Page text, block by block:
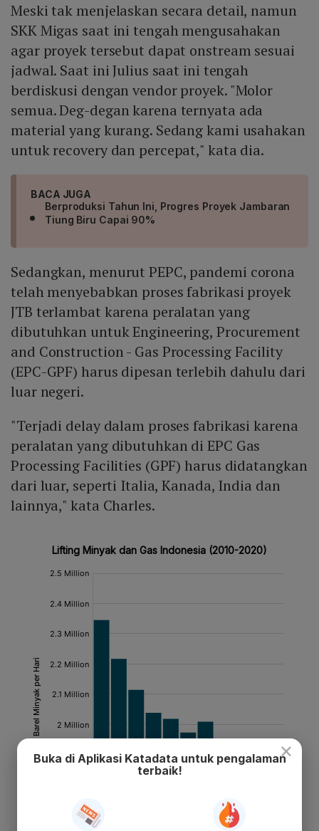
Meski tak menjelaskan secara detail, namun
SKK Migas saat ini tengah mengusahakan
agar proyek tersebut dapat onstream sesuai
jadwal. Saat ini Julius saat ini tengah
berdiskusi dengan vendor proyek. "Molor
semua. Deg-degan karena ternyata ada
material yang kurang. Sedang kami usahakan
untuk recovery dan percepat," kata dia.
BACA JUGA
Berproduksi Tahun Ini, Progres Proyek Jambaran
Tiung Biru Capai 90%
Sedangkan, menurut PEPC, pandemi corona
telah menyebabkan proses fabrikasi proyek
JTB terlambat karena peralatan yang
dibutuhkan untuk Engineering, Procurement
and Construction - Gas Processing Facility
(EPC-GPF) harus dipesan terlebih dahulu dari
luar negeri.
"Terjadi delay dalam proses fabrikasi karena
peralatan yang dibutuhkan di EPC Gas
Processing Facilities (GPF) harus didatangkan
dari luar, seperti Italia, Kanada, India dan
lainnya," kata Charles.
×
Buka di Aplikasi Katadata untuk pengalaman
terbaik!